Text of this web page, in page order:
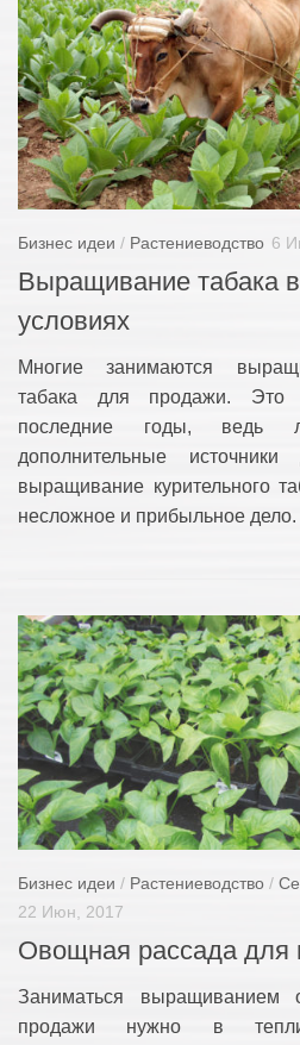
Бизнес идеи / Растениеводство 6
Выращивание табака
условиях
Многие занимаются
табака для продажи. Это
последние годы, ведь
дополнительные
выращивание курительного
несложное и прибыльное дело.
Бизнес идеи / Растениеводство /
22 Июн, 2017
Овощная рассада для
Заниматься выращиванием
продажи нужно в